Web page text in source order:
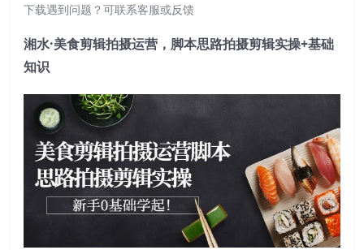
下载遇到问题？可联系客服或反馈
湘水·美食剪辑拍摄运营，脚本思路拍摄剪辑实操+基础
知识